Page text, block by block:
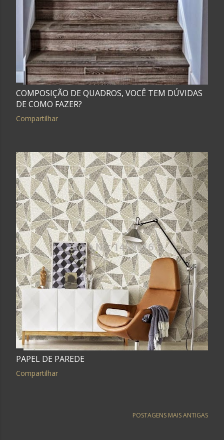
COMPOSIÇÃO DE QUADROS, VOCÊ TEM DÚVIDAS
DE COMO FAZER?
Compartilhar
PAPEL DE PAREDE
Compartilhar
POSTAGENS MAIS ANTIGAS